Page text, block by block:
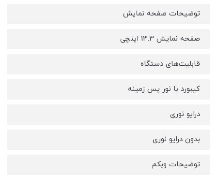
توضیحات صفحه نمایش
صفحه نمایش 13.3 اینچی
قابلیت‌های دستگاه
کیبورد با نور پس زمینه
درایو نوری
بدون درایو نوری
توضیحات وبکم